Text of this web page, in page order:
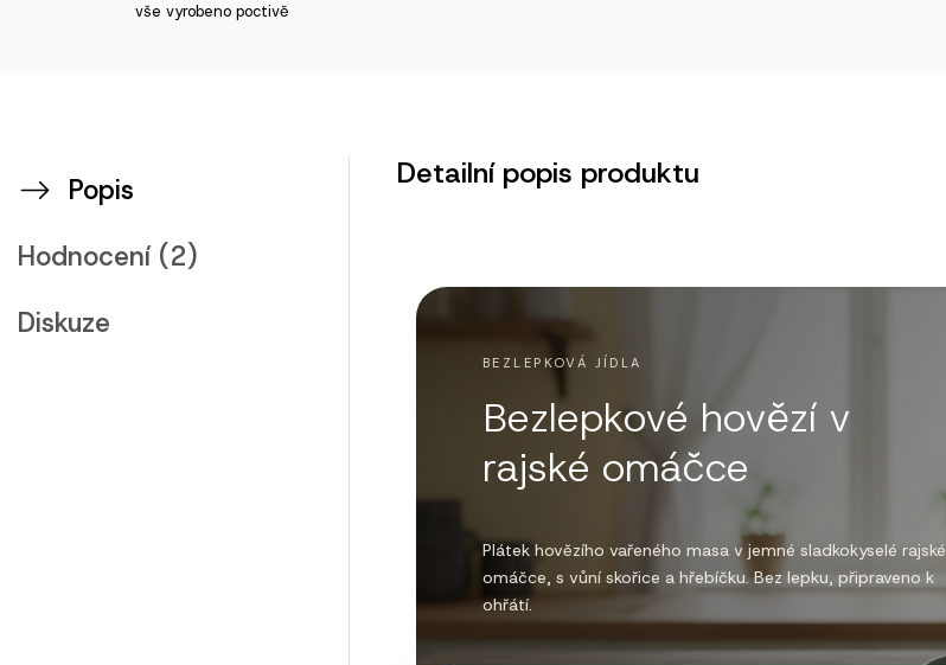
vše vyrobeno poctivě
Popis
Hodnocení (2)
Diskuze
Detailní popis produktu
BEZLEPKOVÁ JÍDLA
Bezlepkové hovězí v
rajské omáčce
Plátek hovězího vařeného masa v jemné sladkokyselé rajské
omáčce, s vůní skořice a hřebíčku. Bez lepku, připraveno k
ohřátí.